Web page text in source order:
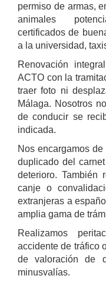
permiso de armas,
animales
certificados de
a la universidad,
Renovación
ACTO con la
traer foto ni
Málaga. Nosotros
de conducir se
indicada.
Nos encargamos
duplicado del
deterioro. También
canje o
extranjeras a
amplia gama de
Realizamos
accidente de tráfico
de valoración de
minusvalías.